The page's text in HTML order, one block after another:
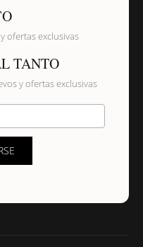
ofertas exclusivas
TANTO
y ofertas exclusivas